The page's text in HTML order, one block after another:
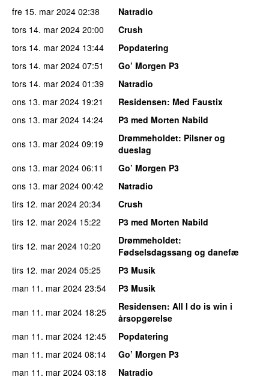
fre 15. mar 2024 02:38
Natradio
tors 14. mar 2024 20:00
Crush
tors 14. mar 2024 13:44
Popdatering
tors 14. mar 2024 07:51
Go’ Morgen P3
tors 14. mar 2024 01:39
Natradio
ons 13. mar 2024 19:21 Residensen: Med Faustix
ons 13. mar 2024 14:24
P3 med Morten Nabild
ons 13. mar 2024 09:19 Drømmeholdet: Pilsner og
dueslag
ons 13. mar 2024 06:11
Go’ Morgen P3
ons 13. mar 2024 00:42
Natradio
tirs 12. mar 2024 20:34
Crush
tirs 12. mar 2024 15:22
P3 med Morten Nabild
tirs 12. mar 2024 10:20 Drømmeholdet:
Fødselsdagssang og danefæ
tirs 12. mar 2024 05:25
P3 Musik
man 11. mar 2024 23:54
P3 Musik
man 11. mar 2024 18:25 Residensen: All I do is win i
årsopgørelse
man 11. mar 2024 12:45
Popdatering
man 11. mar 2024 08:14
Go’ Morgen P3
man 11. mar 2024 03:18
Natradio